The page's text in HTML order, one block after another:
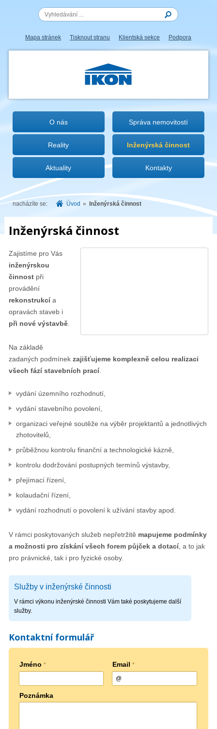
Mapa stránek Tisknout stranu Klientská sekce Podpora
IKON.CZ
O nás Správa nemovitostí
Reality Inženýrská činnost
Aktuality Kontakty
nacházíte se: Úvod » Inženýrská činnost
Inženýrská činnost
Zajistíme pro Vás
inženýrskou
činnost při
provádění
rekonstrukcía
opravách staveb i
při nové výstavbě.
Na základě
zadaných podmínekzajišťujeme komplexně celou realizaci
všech fází stavebních prací.
vydání územního rozhodnutí,
vydání stavebního povolení,
organizaci veřejné soutěže na výběr projektantů a jednotlivých
zhotovitelů,
průběžnou kontrolu finanční a technologické kázně,
kontrolu dodržování postupných termínů výstavby,
přejímací řízení,
kolaudační řízení,
vydání rozhodnutí o povolení k užívání stavby apod.
V rámci poskytovaných služeb nepřetržitě mapujeme podmínky
a možnosti pro získání všech forem půjček a dotací, a to jak
pro právnické, tak i pro fyzické osoby.
Služby v inženýrské činnosti
V rámci výkonu inženýrské činnosti Vám také poskytujeme další
služby.
Kontaktní formulář
Jméno * Email *
Poznámka